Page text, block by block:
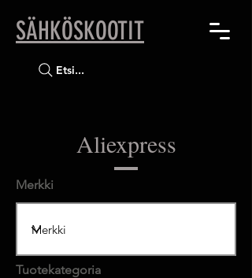
SÄHKÖSKOOTIT
Etsi...
Aliexpress
Merkki
Tuotekategoria